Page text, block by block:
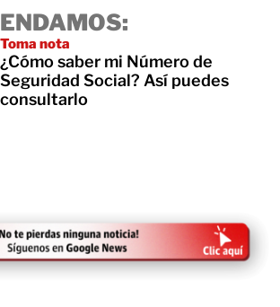
Toma nota
¿Cómo saber mi Número de
Seguridad Social? Así puedes
consultarlo